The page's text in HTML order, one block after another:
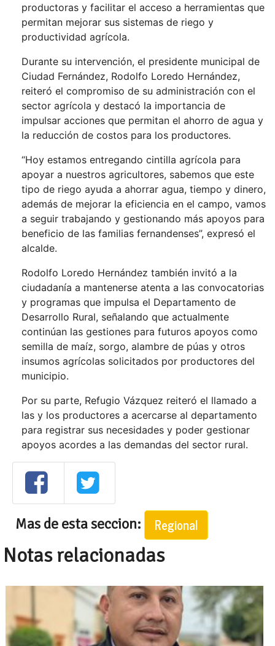
productoras y facilitar el acceso a herramientas que
permitan mejorar sus sistemas de riego y
productividad agrícola.
Durante su intervención, el presidente municipal de
Ciudad Fernández, Rodolfo Loredo Hernández,
reiteró el compromiso de su administración con el
sector agrícola y destacó la importancia de
impulsar acciones que permitan el ahorro de agua y
la reducción de costos para los productores.
“Hoy estamos entregando cintilla agrícola para
apoyar a nuestros agricultores, sabemos que este
tipo de riego ayuda a ahorrar agua, tiempo y dinero,
además de mejorar la eficiencia en el campo, vamos
a seguir trabajando y gestionando más apoyos para
beneficio de las familias fernandenses”, expresó el
alcalde.
Rodolfo Loredo Hernández también invitó a la
ciudadanía a mantenerse atenta a las convocatorias
y programas que impulsa el Departamento de
Desarrollo Rural, señalando que actualmente
continúan las gestiones para futuros apoyos como
semilla de maíz, sorgo, alambre de púas y otros
insumos agrícolas solicitados por productores del
municipio.
Por su parte, Refugio Vázquez reiteró el llamado a
las y los productores a acercarse al departamento
para registrar sus necesidades y poder gestionar
apoyos acordes a las demandas del sector rural.
Mas de esta seccion: Regional
Notas relacionadas